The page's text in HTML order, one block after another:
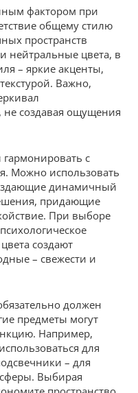
фактором при
общему стилю
пространств
нейтральные цвета, в
– яркие акценты,
Важно,
не создавая ощущения
с
Можно использовать
динамичный
придающие
При выборе
создают
– свежести и
должен
предметы могут
Например,
для
– для
Выбирая